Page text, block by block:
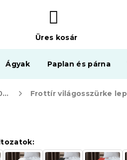
KOSÁR
Üres kosár
Ágyak Paplan és párna
Frottír lepedők EXCLUSIVE 200 x 220 cm